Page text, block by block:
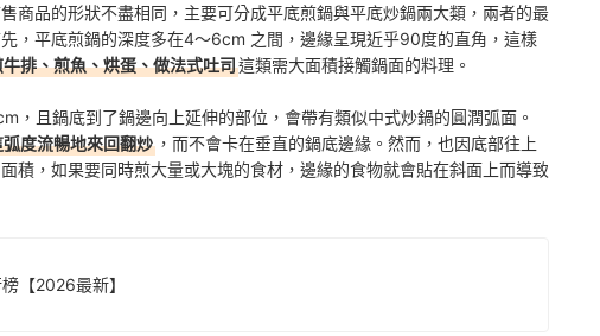
商品的形狀不盡相同，主要可分成平底煎鍋與平底炒鍋兩大類，兩者的最
，平底煎鍋的深度多在4～6cm 之間，邊緣呈現近乎90度的直角，這樣
排、煎魚、烘蛋、做法式吐司這類需大面積接觸鍋面的料理。
，且鍋底到了鍋邊向上延伸的部位，會帶有類似中式炒鍋的圓潤弧面。
度流暢地來回翻炒 ，而不會卡在垂直的鍋底邊緣。然而，也因底部往上
積，如果要同時煎大量或大塊的食材，邊緣的食物就會貼在斜面上而導致
【2026最新】